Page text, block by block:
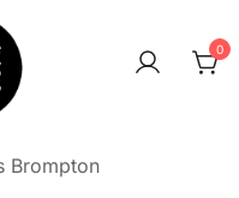
0
Brompton